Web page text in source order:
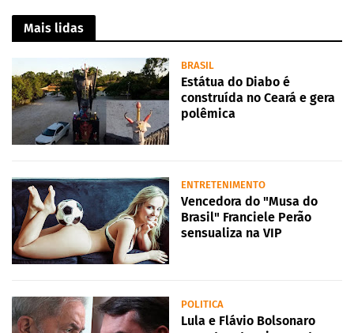
Mais lidas
BRASIL
Estátua do Diabo é
construída no Ceará e gera
polêmica
ENTRETENIMENTO
Vencedora do "Musa do
Brasil" Franciele Perão
sensualiza na VIP
POLITICA
Lula e Flávio Bolsonaro